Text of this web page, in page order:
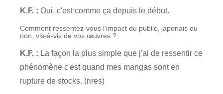
K.F. : Oui, c'est comme ça depuis le début.
Comment ressentez-vous l'impact du public, japonais ou
non, vis-à-vis de vos œuvres ?
K.F. : La façon la plus simple que j'ai de ressentir ce
phénomène c'est quand mes mangas sont en
rupture de stocks. (rires)